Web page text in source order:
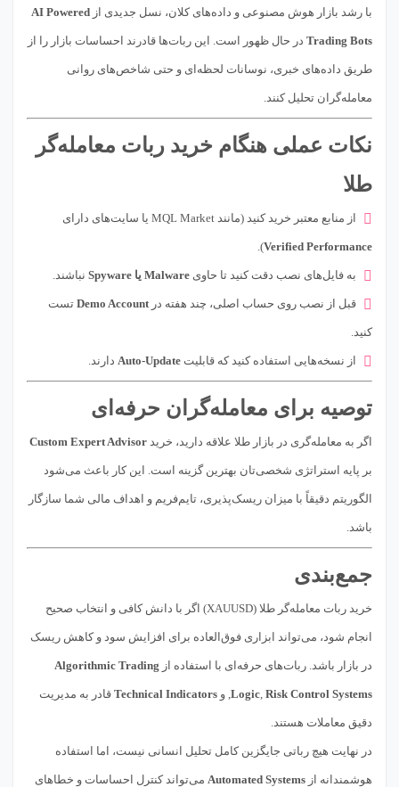
با رشد بازار هوش مصنوعی و داده‌های کلان، نسل جدیدی از AI Powered
Trading Bots در حال ظهور است. این ربات‌ها قادرند احساسات بازار را از
طریق داده‌های خبری، نوسانات لحظه‌ای و حتی شاخص‌های روانی
معامله‌گران تحلیل کنند.
نکات عملی هنگام خرید ربات معامله‌گر
طلا
از منابع معتبر خرید کنید (مانند MQL Market یا سایت‌های دارای
Verified Performance
).
به فایل‌های نصب دقت کنید تا حاوی Malware یا Spyware نباشند.
قبل از نصب روی حساب اصلی، چند هفته در Demo Account تست
کنید.
از نسخه‌هایی استفاده کنید که قابلیت Auto‑Update دارند.
توصیه برای معامله‌گران حرفه‌ای
اگر به معامله‌گری در بازار طلا علاقه دارید، خرید Custom Expert Advisor
بر پایه استراتژی شخصی‌تان بهترین گزینه است. این کار باعث می‌شود
الگوریتم دقیقاً با میزان ریسک‌پذیری، تایم‌فریم و اهداف مالی شما سازگار
باشد.
جمع‌بندی
خرید ربات معامله‌گر طلا (XAUUSD) اگر با دانش کافی و انتخاب صحیح
انجام شود، می‌تواند ابزاری فوق‌العاده برای افزایش سود و کاهش ریسک
در بازار باشد. ربات‌های حرفه‌ای با استفاده از Algorithmic Trading
Logic Risk Control Systems , و Technical Indicators قادر به مدیریت
دقیق معاملات هستند.
در نهایت هیچ رباتی جایگزین کامل تحلیل انسانی نیست، اما استفاده
هوشمندانه از Automated Systems می‌تواند کنترل احساسات و خطاهای